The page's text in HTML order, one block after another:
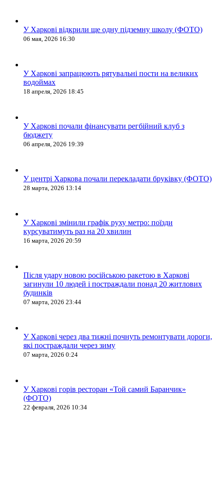
У Харкові відкрили ще одну підземну школу (ФОТО)
06 мая, 2026 16:30
У Харкові запрацюють рятувальні пости на великих
водоймах
18 апреля, 2026 18:45
У Харкові почали фінансувати регбійний клуб з
бюджету
06 апреля, 2026 19:39
У центрі Харкова почали перекладати бруківку (ФОТО)
28 марта, 2026 13:14
У Харкові змінили графік руху метро: поїзди
курсуватимуть раз на 20 хвилин
16 марта, 2026 20:59
Після удару новою російською ракетою в Харкові
загинули 10 людей і постраждали понад 20 житлових
будинків
07 марта, 2026 23:44
У Харкові через два тижні почнуть ремонтувати дороги,
які постраждали через зиму
07 марта, 2026 0:24
У Харкові горів ресторан «Той самий Баранчик»
(ФОТО)
22 февраля, 2026 10:34